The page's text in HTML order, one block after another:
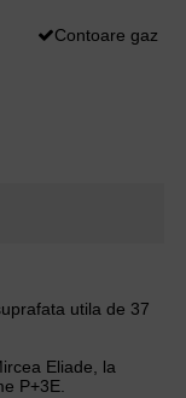
Contoare gaz
utila de 37
Eliade, la
P+3E.